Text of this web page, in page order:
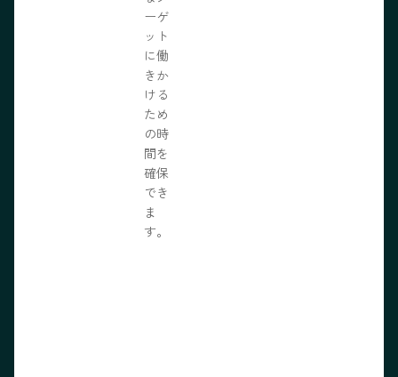
ーゲ
ット
に働
きか
ける
ため
の時
間を
確保
でき
ま
す。